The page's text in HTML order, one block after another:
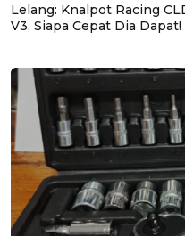
Lelang: Knalpot Racing
V3, Siapa Cepat Dia Dapat!